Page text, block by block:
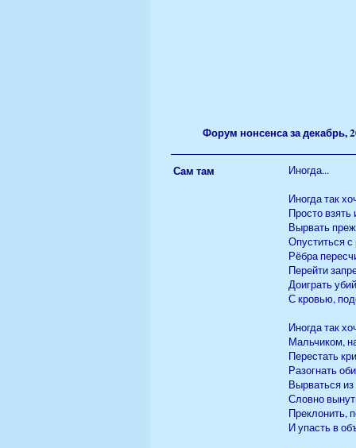
Форум нонсенса за декабрь,
Сам там
Иногда...
Иногда так
Просто взять
Вырвать
Опуститься
Рёбра
Перейти
Доиграть
С кровью,
Иногда так
Мальчиком,
Перестать
Разогнать
Вырваться
Словно
Преклонить,
И упасть в